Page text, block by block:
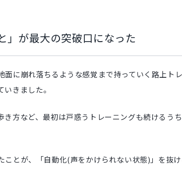
」が最大の突破口になった
に崩れ落ちるような感覚まで持っていく路上ト
きました。
方など、最初は戸惑うトレーニングも続けるう
ことが、「自動化(声をかけられない状態)」を抜